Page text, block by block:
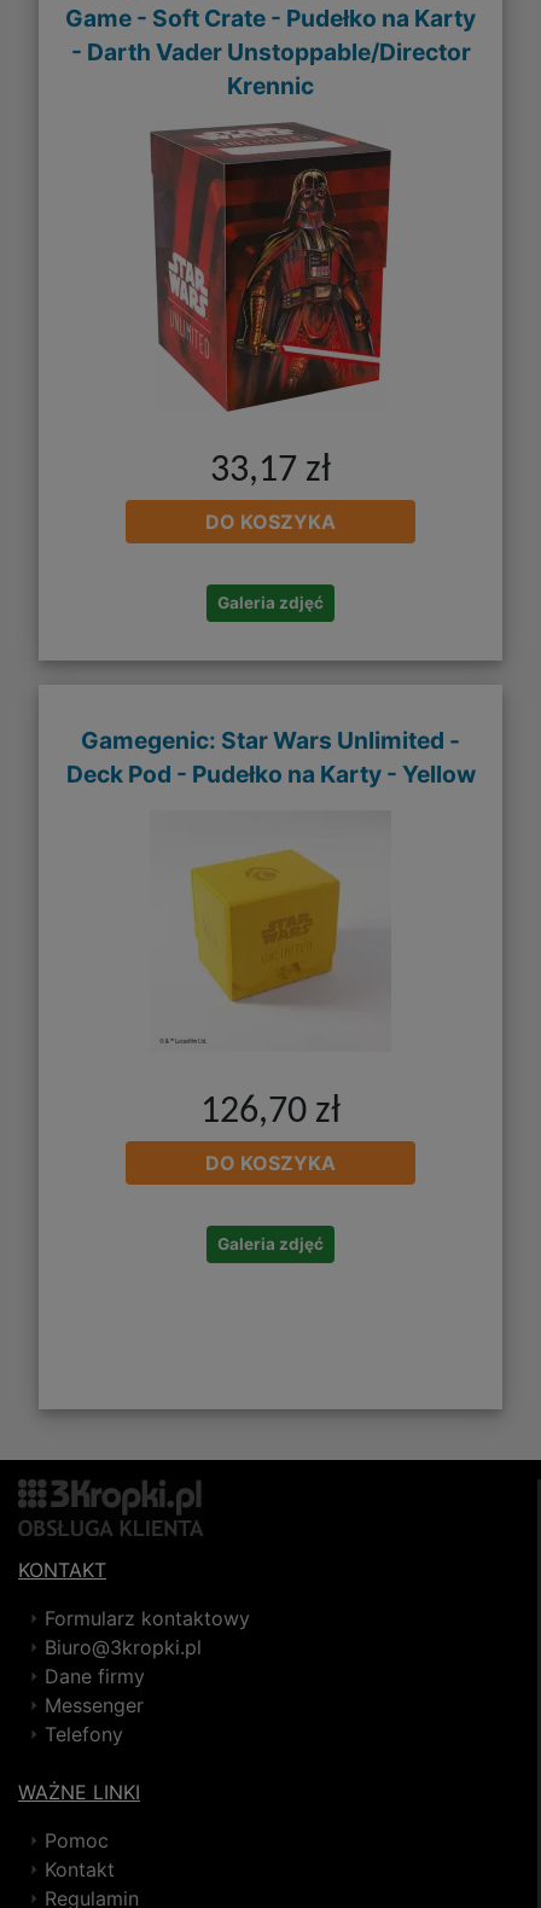
Game - Soft Crate - Pudełko na Karty
- Darth Vader Unstoppable/Director
Krennic
33,17 zł
DO KOSZYKA
Galeria zdjęć
Gamegenic: Star Wars Unlimited -
Deck Pod - Pudełko na Karty - Yellow
126,70 zł
DO KOSZYKA
Galeria zdjęć
KONTAKT
Formularz kontaktowy
Biuro@3kropki.pl
Dane firmy
Messenger
Telefony
WAŻNE LINKI
Pomoc
Kontakt
Regulamin